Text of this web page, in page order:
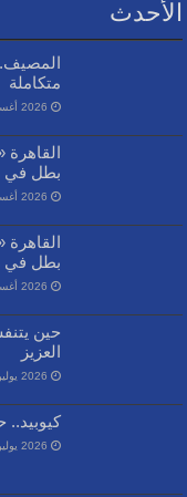
الأحدث
متكاملة
2026 أغسطس 06
القاهرة
بطل في
2026 أغسطس 05
القاهرة
بطل في
2026 أغسطس 04
حين
العزيز
2026 يوليو 30
كيوبيد..
2026 يوليو 29